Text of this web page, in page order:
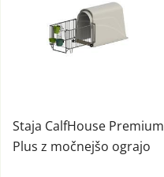
Staja CalfHouse Premium
Plus z močnejšo ograjo